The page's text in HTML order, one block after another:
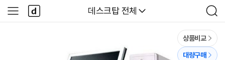
다나와
데스크탑 전체
검
색
사
이
다
나
와
상품비교
대량구매